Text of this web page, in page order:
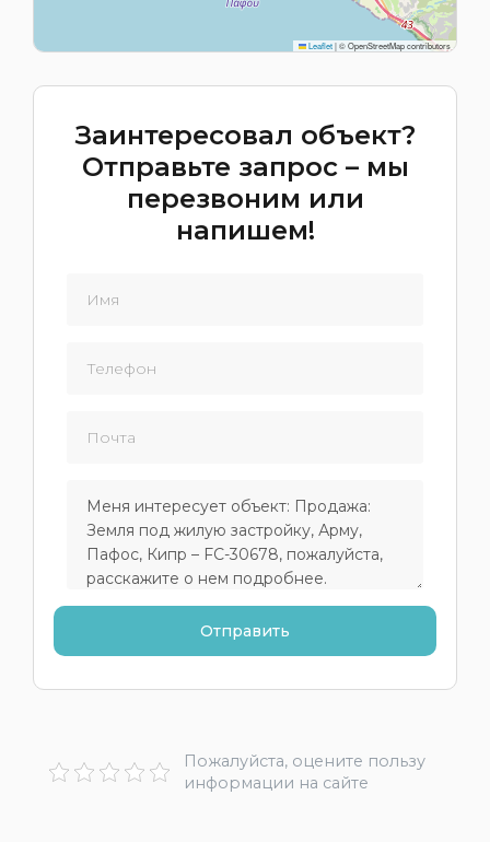
Leaflet|© OpenStreetMap contributors
Заинтересовал объект?
Отправьте запрос – мы
перезвоним или
напишем!
Пожалуйста, оцените пользу
информации на сайте